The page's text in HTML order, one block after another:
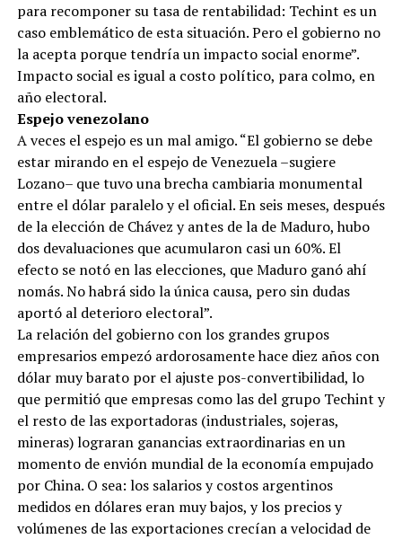
para recomponer su tasa de rentabilidad: Techint es un
caso emblemático de esta situación. Pero el gobierno no
la acepta porque tendría un impacto social enorme”.
Impacto social es igual a costo político, para colmo, en
año electoral.
Espejo venezolano
A veces el espejo es un mal amigo. “El gobierno se debe
estar mirando en el espejo de Venezuela –sugiere
Lozano– que tuvo una brecha cambiaria monumental
entre el dólar paralelo y el oficial. En seis meses, después
de la elección de Chávez y antes de la de Maduro, hubo
dos devaluaciones que acumularon casi un 60%. El
efecto se notó en las elecciones, que Maduro ganó ahí
nomás. No habrá sido la única causa, pero sin dudas
aportó al deterioro electoral”.
La relación del gobierno con los grandes grupos
empresarios empezó ardorosamente hace diez años con
dólar muy barato por el ajuste pos-convertibilidad, lo
que permitió que empresas como las del grupo Techint y
el resto de las exportadoras (industriales, sojeras,
mineras) lograran ganancias extraordinarias en un
momento de envión mundial de la economía empujado
por China. O sea: los salarios y costos argentinos
medidos en dólares eran muy bajos, y los precios y
volúmenes de las exportaciones crecían a velocidad de